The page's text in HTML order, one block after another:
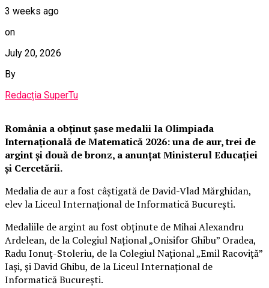
3 weeks ago
on
July 20, 2026
By
Redacția SuperTu
România a obținut șase medalii la Olimpiada
Internațională de Matematică 2026: una de aur, trei de
argint și două de bronz, a anunțat Ministerul Educației
și Cercetării.
Medalia de aur a fost câștigată de David-Vlad Mărghidan,
elev la Liceul Internațional de Informatică București.
Medaliile de argint au fost obținute de Mihai Alexandru
Ardelean, de la Colegiul Național „Onisifor Ghibu” Oradea,
Radu Ionuț-Stoleriu, de la Colegiul Național „Emil Racoviță”
Iași, și David Ghibu, de la Liceul Internațional de
Informatică București.